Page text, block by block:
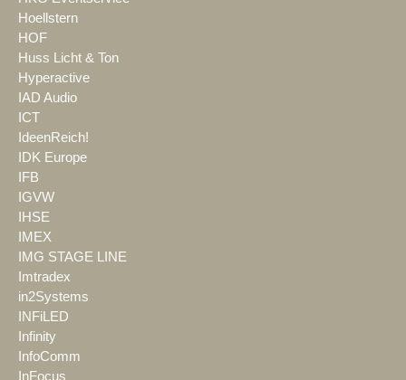
Hoellstern
HOF
Huss Licht & Ton
Hyperactive
IAD Audio
ICT
IdeenReich!
IDK Europe
IFB
IGVW
IHSE
IMEX
IMG STAGE LINE
Imtradex
in2Systems
INFiLED
Infinity
InfoComm
InFocus